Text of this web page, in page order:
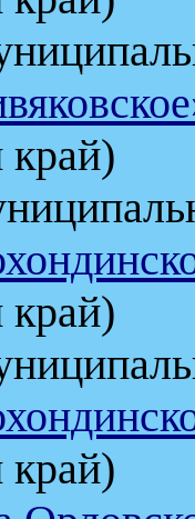
край)
край)
край)